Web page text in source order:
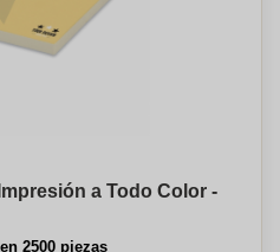
a Todo Color -
2500 piezas